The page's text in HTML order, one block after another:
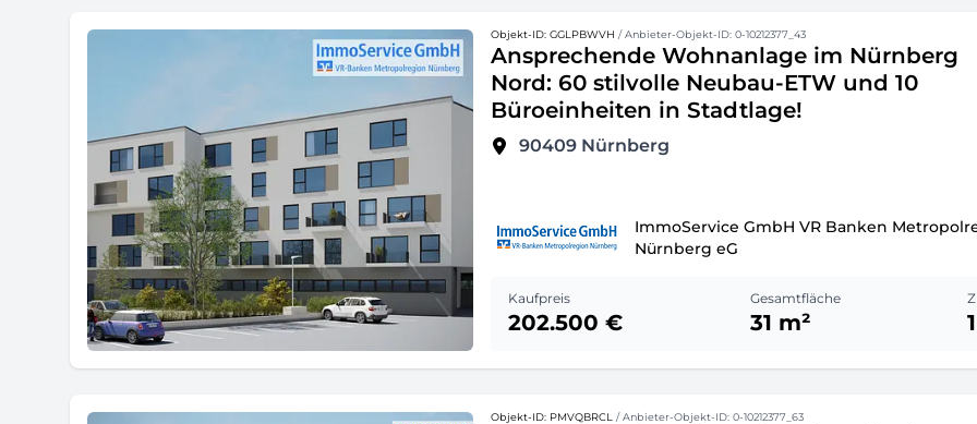
Objekt-ID: GGLPBWVH / Anbieter-Objekt-ID: 0-10212377_43
Ansprechende Wohnanlage im Nürnberg
Nord: 60 stilvolle Neubau-ETW und 10
Büroeinheiten in Stadtlage!
90409 Nürnberg
ImmoService GmbH VR Banken
Nürnberg eG
Kaufpreis
202.500 €
Gesamtfläche
31 m² 1
Objekt-ID: PMVQBRCL / Anbieter-Objekt-ID: 0-10212377_63